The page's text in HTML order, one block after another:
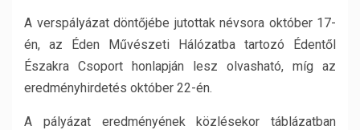
A verspályázat döntőjébe jutottak névsora október 17-
én, az Éden Művészeti Hálózatba tartozó Édentől
Északra Csoport honlapján lesz olvasható, míg az
eredményhirdetés október 22-én.
A pályázat eredményének közlésekor táblázatban